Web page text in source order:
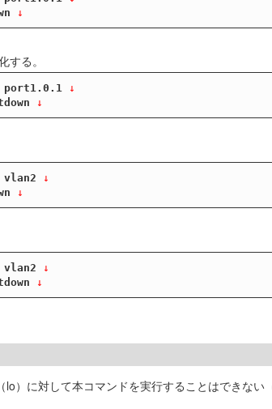
↓
する。
↓
↓
↓
↓
↓
↓
）に対して本コマンドを実行することはできない